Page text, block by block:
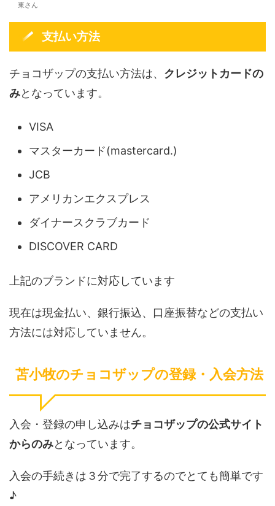
東さん
支払い方法
チョコザップの支払い方法は、 クレジットカードの
みとなっています。
VISA
マスターカード(mastercard.)
JCB
アメリカンエクスプレス
ダイナースクラブカード
DISCOVER CARD
上記のブランドに対応しています
現在は現金払い、銀行振込、口座振替などの支払い
方法には対応していません。
苫小牧のチョコザップの登録・入会方法
入会・登録の申し込みはチョコザップの公式サイト
からのみとなっています。
入会の手続きは３分で完了するのでとても簡単です
♪